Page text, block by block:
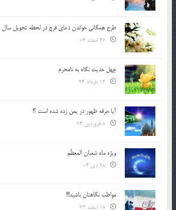
طرح همگانی خواندن دعای فرج در لحظه تحویل سال
چهل حدیث نگاه به نامحرم
آیا جرقه ظهور در یمن زده شده است ؟!
ویژه ماه شعبان المعظّم
مواظب نگاهتان باشید!!!